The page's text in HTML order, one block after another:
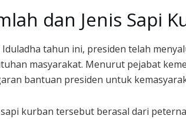
dan Jenis Sapi
Iduladha tahun ini, presiden telah
masyarakat. Menurut pejabat
bantuan presiden untuk
kurban tersebut berasal dari